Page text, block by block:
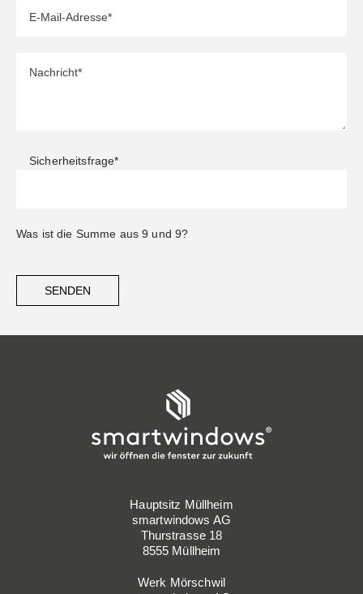
Sicherheitsfrage*
Was ist die Summe aus 9 und 9?
SENDEN
Hauptsitz Müllheim
smartwindows AG
Thurstrasse 18
8555 Müllheim
Werk Mörschwil